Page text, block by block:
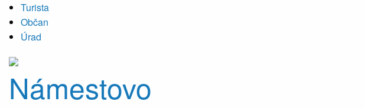
Turista
Občan
Úrad
Námestovo